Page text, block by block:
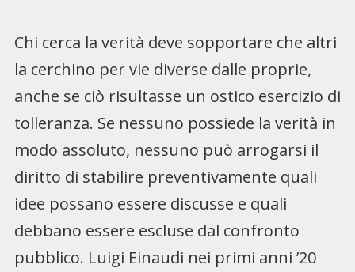
Chi cerca la verità deve sopportare che altri
la cerchino per vie diverse dalle proprie,
anche se ciò risultasse un ostico esercizio di
tolleranza. Se nessuno possiede la verità in
modo assoluto, nessuno può arrogarsi il
diritto di stabilire preventivamente quali
idee possano essere discusse e quali
debbano essere escluse dal confronto
pubblico. Luigi Einaudi nei primi anni ’20